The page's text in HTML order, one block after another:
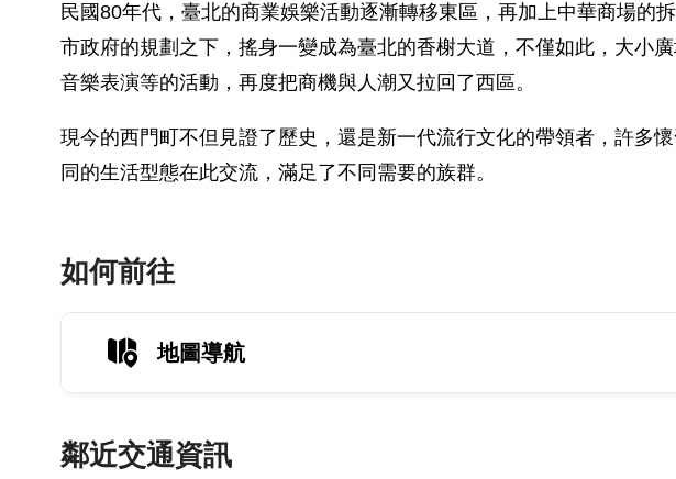
民國80年代，臺北的商業娛樂活動逐漸轉移東區，再加上中華商場的
市政府的規劃之下，搖身一變成為臺北的香榭大道，不僅如此，大小
音樂表演等的活動，再度把商機與人潮又拉回了西區。
現今的西門町不但見證了歷史，還是新一代流行文化的帶領者，許多
同的生活型態在此交流，滿足了不同需要的族群。
如何前往
地圖導航
鄰近交通資訊